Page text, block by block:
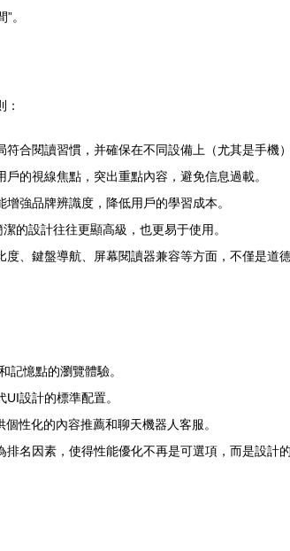
。
合閱讀習慣，并確保在不同設備上（尤其是手機
的視線焦點，突出重點內容，避免信息過載。
強品牌辨識度，降低用戶的學習成本。
的設計往往更顯高級，也更易于使用。
、鍵盤導航、屏幕閱讀器兼容等方面，不僅是道
記憶點的瀏覽體驗。
設計的標準配置。
性化的內容推薦和聊天機器人客服。
名因素，使得性能優化不再是可選項，而是設計